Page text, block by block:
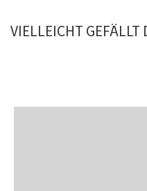
VIELLEICHT GEFÄLLT